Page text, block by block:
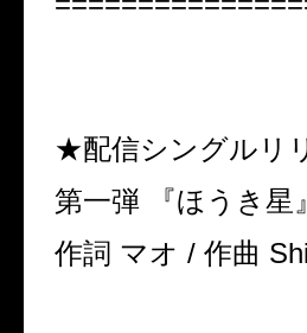
★配信シングルリ
第一弾
『ほうき
作詞 マオ / 作曲